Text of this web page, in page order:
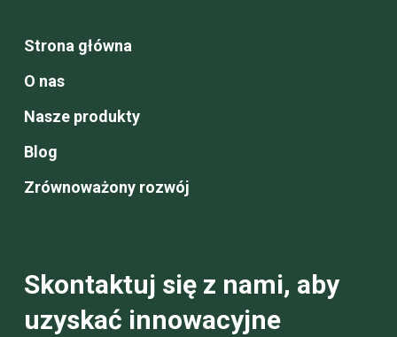
Strona główna
O nas
Nasze produkty
Blog
Zrównoważony rozwój
Skontaktuj się z nami, aby
uzyskać innowacyjne